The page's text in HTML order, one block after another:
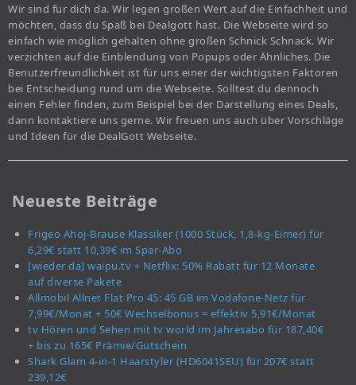
Wir sind für dich da. Wir legen großen Wert auf die Einfachheit und
möchten, dass du Spaß bei Dealgott hast. Die Webseite wird so
einfach wie möglich gehalten ohne großen Schnick Schnack. Wir
verzichten auf die Einblendung von Popups oder Ähnliches. Die
Benutzerfreundlichkeit ist für uns einer der wichtigsten Faktoren
bei Entscheidung rund um die Webseite. Solltest du dennoch
einen Fehler finden, zum Beispiel bei der Darstellung eines Deals,
dann kontaktiere uns gerne. Wir freuen uns auch über Vorschläge
und Ideen für die DealGott Webseite.
Neueste Beiträge
Frigeo Ahoj-Brause Klassiker (1000 Stück, 1,8-kg-Eimer) für
6,29€ statt 10,39€ im Spar-Abo
[wieder da] waipu.tv + Netflix: 50% Rabatt für 12 Monate
auf diverse Pakete
Allmobil Allnet Flat Pro 45: 45 GB im Vodafone-Netz für
7,99€/Monat + 50€ Wechselbonus = effektiv 5,91€/Monat
tv Hören und Sehen mit tv world im Jahresabo für 187,40€
+ bis zu 165€ Prämie/Gutschein
Shark Glam 4-in-1 Haarstyler (HD6041SEU) für 207€ statt
239,12€